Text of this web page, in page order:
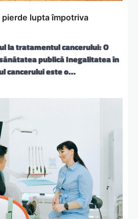
pierde lupta împotriva
la tratamentul cancerului: O
publică Inegalitatea în
cancerului este o…